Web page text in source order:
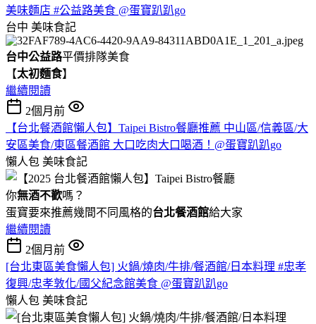
美味麵店 #公益路美食 @蛋寶趴趴go
台中 美味食記
台中公益路平價排隊美食
【太初麵食】
繼續閱讀
2個月前
【台北餐酒館懶人包】Taipei Bistro餐廳推薦 中山區/信義區/大
安區美食/東區餐酒館 大口吃肉大口喝酒！@蛋寶趴趴go
懶人包 美味食記
你無酒不歡嗎？
蛋寶要來推薦幾間不同風格的台北餐酒館給大家
繼續閱讀
2個月前
[台北東區美食懶人包] 火鍋/燒肉/牛排/餐酒館/日本料理 #忠孝
復興/忠孝敦化/國父紀念館美食 @蛋寶趴趴go
懶人包 美味食記